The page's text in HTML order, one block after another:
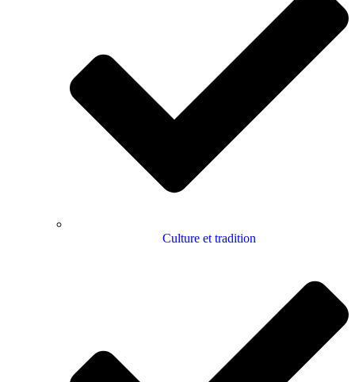
Culture et tradition